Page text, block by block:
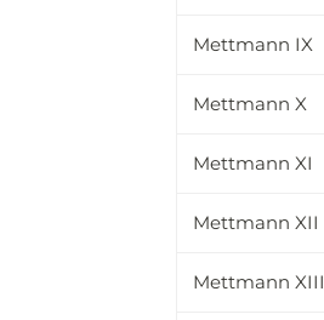
Mettmann IX
Mettmann X
Mettmann XI
Mettmann XII
Mettmann XIII